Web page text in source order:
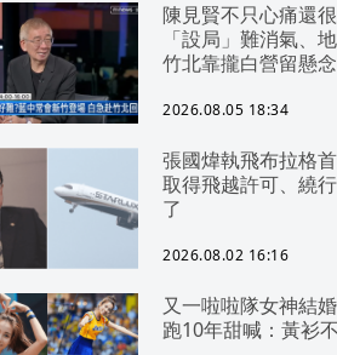
陳見賢不只心痛還
「設局」難消氣、
竹北靠攏白營留懸念
2026.08.05 18:34
張國煒執飛布拉格
取得飛越許可、繞
了
2026.08.02 16:16
又一啦啦隊女神結
跑10年甜喊：黃衫